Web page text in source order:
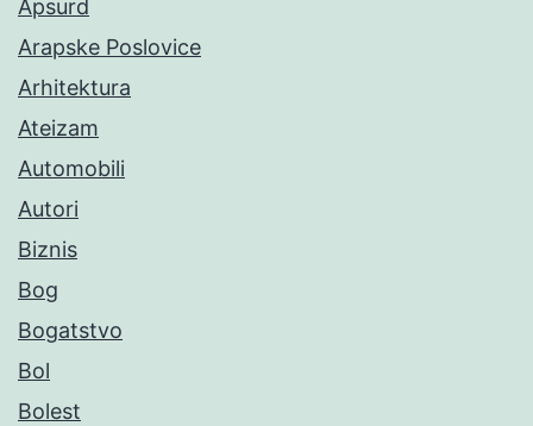
Apsurd
Arapske Poslovice
Arhitektura
Ateizam
Automobili
Autori
Biznis
Bog
Bogatstvo
Bol
Bolest